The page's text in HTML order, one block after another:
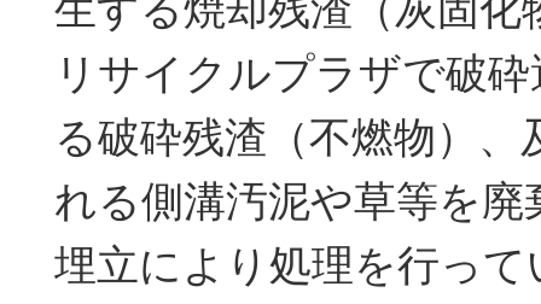
リサイクルプラザで破
る破砕残渣（不燃物）、
れる側溝汚泥や草等を廃
埋立により処理を行って